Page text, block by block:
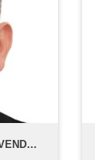
CAMILO EUCLIDES QUIÑONEZ AVENDAÑO